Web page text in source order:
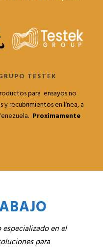
TESTEK
para ensayos no
y recubrimientos en línea, a
Proximamente
en el
para